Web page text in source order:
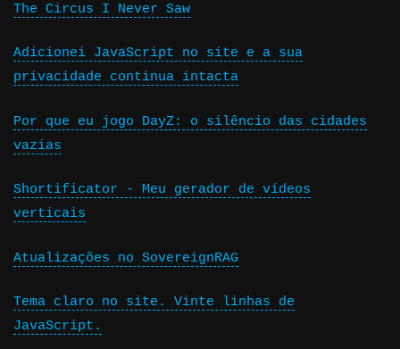
The Circus I Never Saw
Adicionei JavaScript no site e a sua
privacidade continua intacta
Por que eu jogo DayZ: o silêncio das cidades
vazias
Shortificator - Meu gerador de vídeos
verticais
Atualizações no SovereignRAG
Tema claro no site. Vinte linhas de
JavaScript.